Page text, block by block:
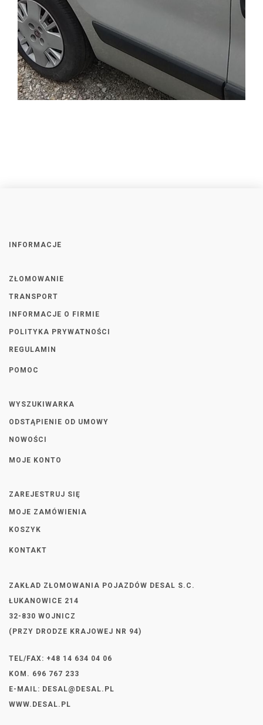
INFORMACJE
ZŁOMOWANIE
TRANSPORT
INFORMACJE O FIRMIE
POLITYKA PRYWATNOŚCI
REGULAMIN
POMOC
WYSZUKIWARKA
ODSTĄPIENIE OD UMOWY
NOWOŚCI
MOJE KONTO
ZAREJESTRUJ SIĘ
MOJE ZAMÓWIENIA
KOSZYK
KONTAKT
ZAKŁAD ZŁOMOWANIA POJAZDÓW DESAL S.C.
ŁUKANOWICE 214
32-830 WOJNICZ
(PRZY DRODZE KRAJOWEJ NR 94)
TEL/FAX: +48 14 634 04 06
KOM. 696 767 233
E-MAIL: DESAL@DESAL.PL
WWW.DESAL.PL